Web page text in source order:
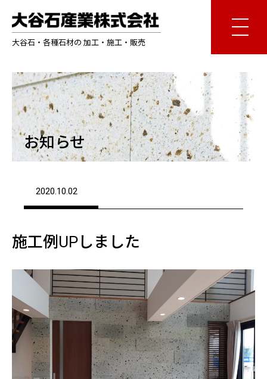
大谷石・各種石材の 加工・施工・販売
お知らせ
2020.10.02
施工例UPしました